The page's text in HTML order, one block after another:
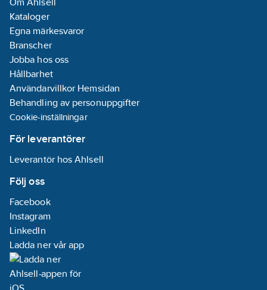
Kataloger
Egna märkesvaror
Branscher
Jobba hos oss
Hållbarhet
Användarvillkor Hemsidan
Behandling av personuppgifter
Cookie-inställningar
För leverantörer
Leverantör hos Ahlsell
Följ oss
Facebook
Instagram
LinkedIn
Ladda ner vår app